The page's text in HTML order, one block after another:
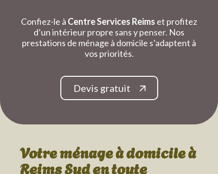
Confiez-le à Centre Services Reims et profitez
d’un intérieur propre sans y penser. Nos
prestations de ménage à domicile s’adaptent à
vos priorités.
Devis gratuit
Votre ménage à domicileà
Reims Suden toute